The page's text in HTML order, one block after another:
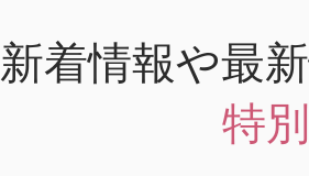
新着情報や最
特